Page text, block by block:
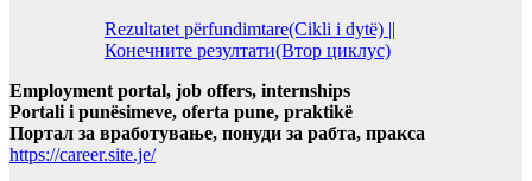
Rezultatet përfundimtare(Cikli i dytë) ||
Конечните резултати(Втор циклус)
Employment portal, job offers, internships
Portali i punësimeve, oferta pune, praktikë
Портал за вработување, понуди за рабта, пракса
https://career.site.je/